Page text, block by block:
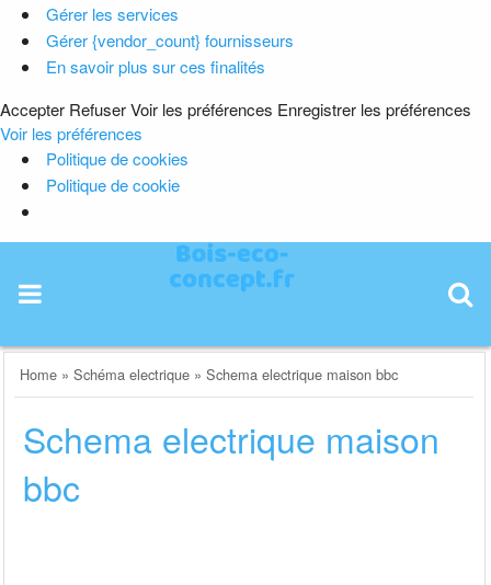
Gérer les services
Gérer {vendor_count} fournisseurs
En savoir plus sur ces finalités
Accepter RefuserVoir les préférences Enregistrer les préférences
Voir les préférences
Politique de cookies
Politique de cookie
content
Home »Schéma electrique »Schema electrique maison bbc
Schema electrique maison
bbc